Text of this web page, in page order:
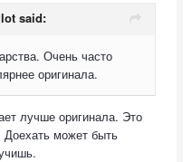
said:
Очень часто
оригинала.
лучше оригинала. Это
Доехать может быть